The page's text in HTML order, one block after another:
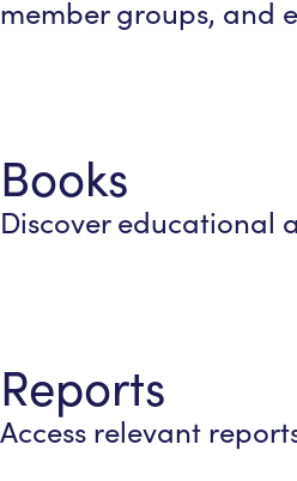
member groups, and
Books
Discover educational
Reports
Access relevant